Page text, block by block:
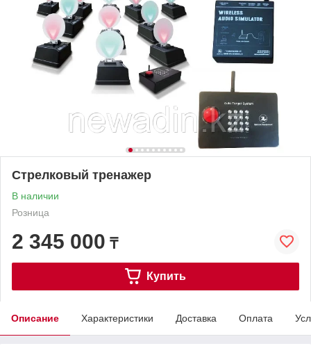
Стрелковый тренажер
В наличии
Розница
2 345 000 ₸
Купить
Описание Характеристики Доставка Оплата